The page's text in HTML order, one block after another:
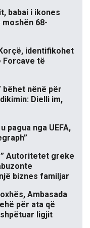
babai i ikones
68-
identifikohet
Forcave të
bëhet nënë për
Dielli im,
pagua nga UEFA,
Autoritetet greke
biznes familjar
Ambasada
për ata që
ligjit